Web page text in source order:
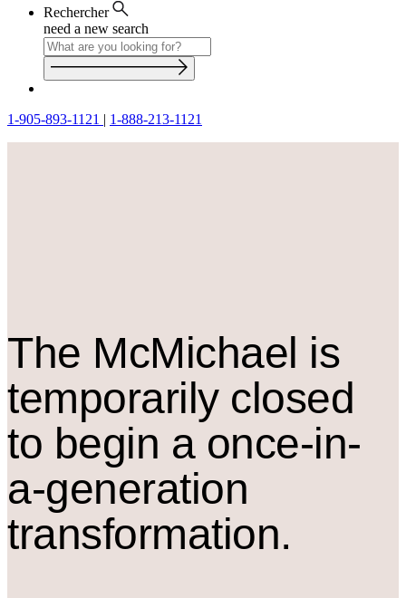
Rechercher
need a new search
1-905-893-1121 | 1-888-213-1121
The McMichael is
temporarily closed
to begin a once-in-
a-generation
transformation.